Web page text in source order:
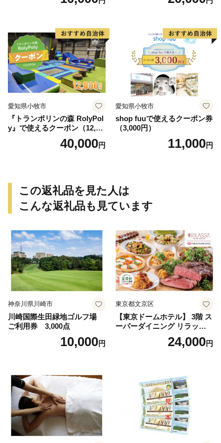
愛知県小牧市
『トランポリンの森 RolyPol
y』で使えるクーポン（12,00
40,000円
愛知県小牧市
shop fuuで使えるクーポン券
（3,000円）
11,000円
この返礼品を見た人は
こんな返礼品も見ています
神奈川県川崎市
川崎国際生田緑地ゴルフ場
ご利用券 3,000点
10,000円
東京都文京区
【東京ドームホテル】 3階 ス
ーパーダイニング リラッサ
ランチブッフェ お食事券 大
人1名様分 関東 東京 ご利用
24,000円